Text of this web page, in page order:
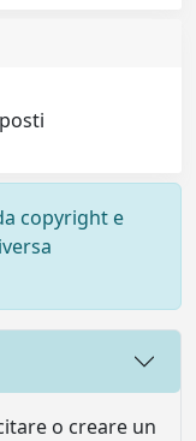
copyright e
o creare un